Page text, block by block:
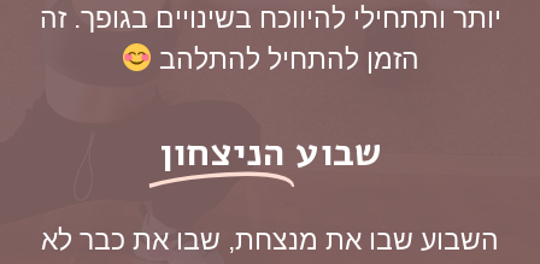
יותר ותתחילי להיווכח בשינויים בגופך. זה
הזמן להתחיל להתלהב
שבוע הניצחון
השבוע שבו את מנצחת, שבו את כבר לא